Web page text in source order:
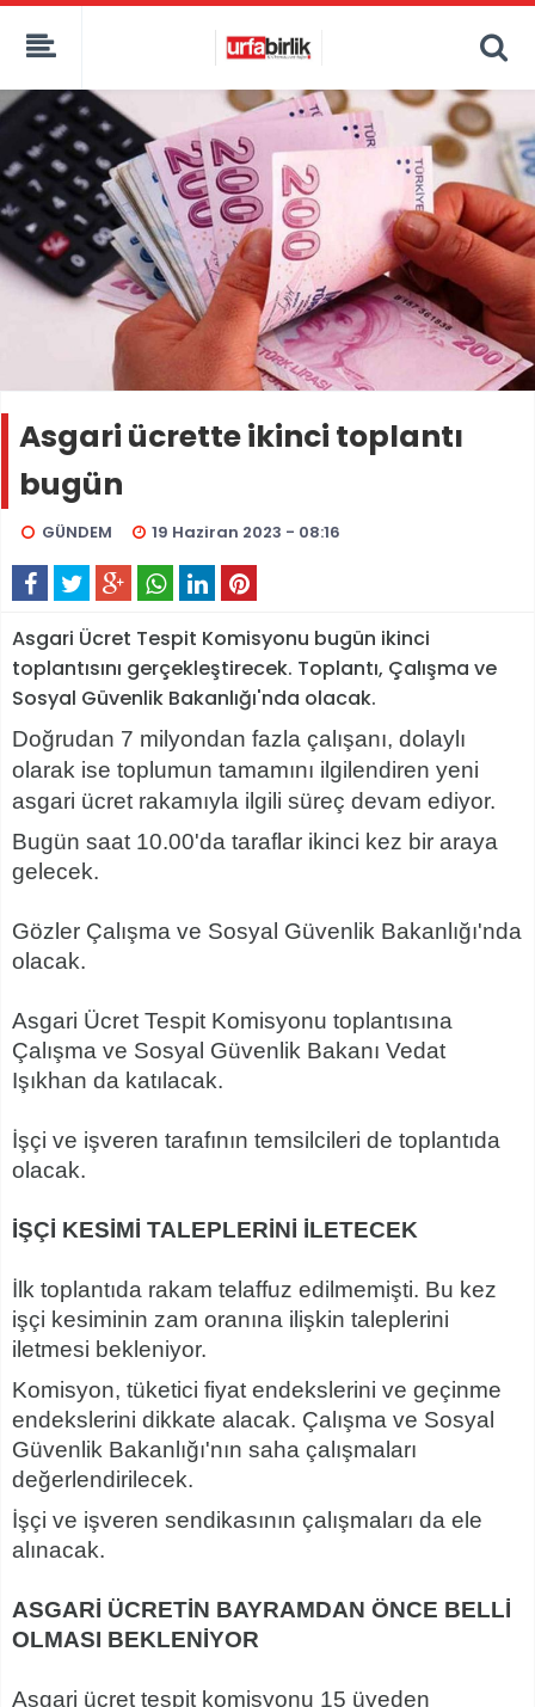
Asgari ücrette ikinci toplantı
bugün
GÜNDEM 19 Haziran 2023 - 08:16
Asgari Ücret Tespit Komisyonu bugün ikinci
toplantısını gerçekleştirecek. Toplantı, Çalışma ve
Sosyal Güvenlik Bakanlığı'nda olacak.
Doğrudan 7 milyondan fazla çalışanı, dolaylı
olarak ise toplumun tamamını ilgilendiren yeni
asgari ücret rakamıyla ilgili süreç devam ediyor.
Bugün saat 10.00'da taraflar ikinci kez bir araya
gelecek.
Gözler Çalışma ve Sosyal Güvenlik Bakanlığı'nda
olacak.
Asgari Ücret Tespit Komisyonu toplantısına
Çalışma ve Sosyal Güvenlik Bakanı Vedat
Işıkhan da katılacak.
İşçi ve işveren tarafının temsilcileri de toplantıda
olacak.
İŞÇİ KESİMİ TALEPLERİNİ İLETECEK
İlk toplantıda rakam telaffuz edilmemişti. Bu kez
işçi kesiminin zam oranına ilişkin taleplerini
iletmesi bekleniyor.
Komisyon, tüketici fiyat endekslerini ve geçinme
endekslerini dikkate alacak. Çalışma ve Sosyal
Güvenlik Bakanlığı'nın saha çalışmaları
değerlendirilecek.
İşçi ve işveren sendikasının çalışmaları da ele
alınacak.
ASGARİ ÜCRETİN BAYRAMDAN ÖNCE BELLİ
OLMASI BEKLENİYOR
Asgari ücret tespit komisyonu 15 üyeden